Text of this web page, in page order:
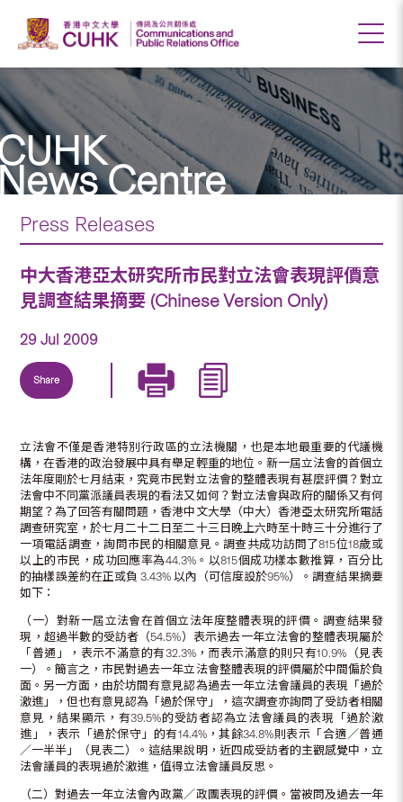
Centre
Press Releases
中大香港亞太研究所市民對立法會表現評價意
見調查結果摘要 (Chinese Version Only)
29 Jul 2009
Share
立法會不僅是香港特別行政區的立法機關，也是本地最重要的代議機
構，在香港的政治發展中具有舉足輕重的地位。新一屆立法會的首個立
法年度剛於七月結束，究竟市民對立法會的整體表現有甚麼評價？對立
法會中不同黨派議員表現的看法又如何？對立法會與政府的關係又有何
期望？為了回答有關問題，香港中文大學（中大）香港亞太研究所電話
調查研究室，於七月二十二日至二十三日晚上六時至十時三十分進行了
一項電話調查，詢問市民的相關意見。調查共成功訪問了815位18歲或
以上的市民，成功回應率為44.3%。以815個成功樣本數推算，百分比
的抽樣誤差約在正或負 3.43% 以內（可信度設於95%）。調查結果摘要
如下：
（一）對新一屆立法會在首個立法年度整體表現的評價。調查結果發
現，超過半數的受訪者（54.5%）表示過去一年立法會的整體表現屬於
「普通」，表示不滿意的有32.3%，而表示滿意的則只有10.9%（見表
一）。簡言之，市民對過去一年立法會整體表現的評價屬於中間偏於負
面。另一方面，由於坊間有意見認為過去一年立法會議員的表現「過於
激進」，但也有意見認為「過於保守」，這次調查亦詢問了受訪者相關
意見，結果顯示，有39.5%的受訪者認為立法會議員的表現「過於激
進」，表示「過於保守」的有14.4%，其餘34.8%則表示「合適／普通
／一半半」（見表二）。這結果說明，近四成受訪者的主觀感覺中，立
法會議員的表現過於激進，值得立法會議員反思。
（二）對過去一年立法會內政黨／政團表現的評價。當被問及過去一年